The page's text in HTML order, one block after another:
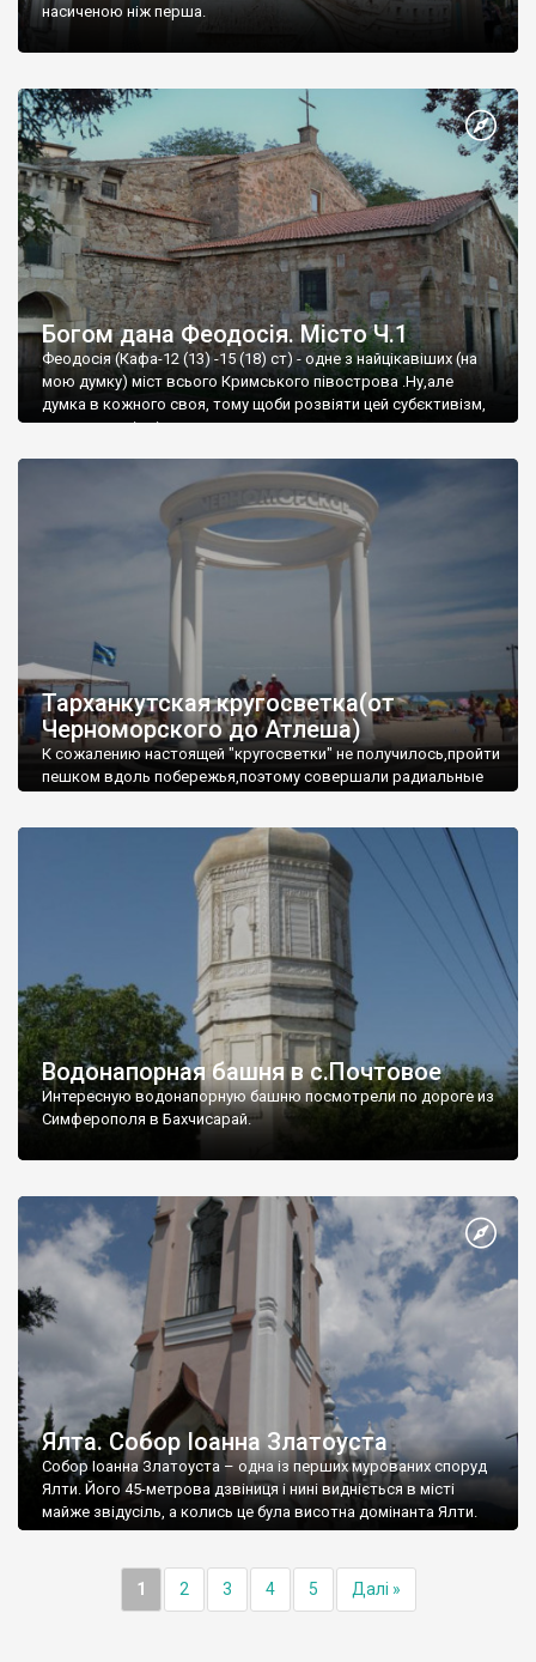
насиченою ніж перша.
Богом дана Феодосія. Місто Ч.1
Феодосія (Кафа-12 (13) -15 (18) ст) - одне з найцікавіших (на
мою думку) міст всього Кримського півострова .Ну,але
думка в кожного своя, тому щоби розвіяти цей субєктивізм,
запрошую відвідати це
Тарханкутская кругосветка(от
Черноморского до Атлеша)
К сожалению настоящей "кругосветки" не получилось,пройти
пешком вдоль побережья,поэтому совершали радиальные
Водонапорная башня в с.Почтовое
Интересную водонапорную башню посмотрели по дороге из
Симферополя в Бахчисарай.
Ялта. Собор Іоанна Златоуста
Собор Іоанна Златоуста – одна із перших мурованих споруд
Ялти. Його 45-метрова дзвіниця і нині видніється в місті
майже звідусіль, а колись це була висотна домінанта Ялти.
1 2 3 4 5 Далі »